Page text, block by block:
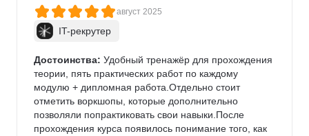
август 2025
IT-рекрутер
Достоинства: Удобный тренажёр для прохождения
теории, пять практических работ по каждому
модулю + дипломная работа.Отдельно стоит
отметить воркшопы, которые дополнительно
позволяли попрактиковать свои навыки.После
прохождения курса появилось понимание того, как